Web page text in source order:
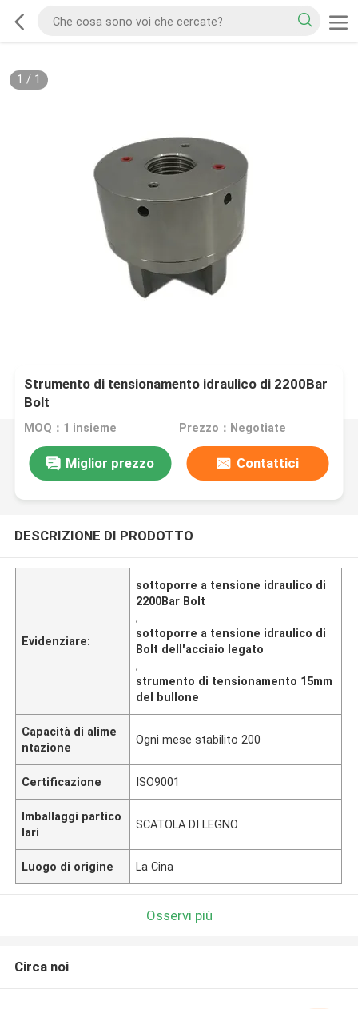
1 / 1
Strumento di tensionamento idraulico di 2200Bar
Bolt
MOQ：1 insieme Prezzo：Negotiate
Miglior prezzo Contattici
DESCRIZIONE DI PRODOTTO
Evidenziare:
sottoporre a tensione idraulico di
2200Bar Bolt
,
sottoporre a tensione idraulico di
Bolt dell'acciaio legato
,
strumento di tensionamento 15mm
del bullone
Capacità di alime
ntazione
Ogni mese stabilito 200
Certificazione ISO9001
Imballaggi partico
lari
SCATOLA DI LEGNO
Luogo di origine La Cina
Osservi più
Circa noi